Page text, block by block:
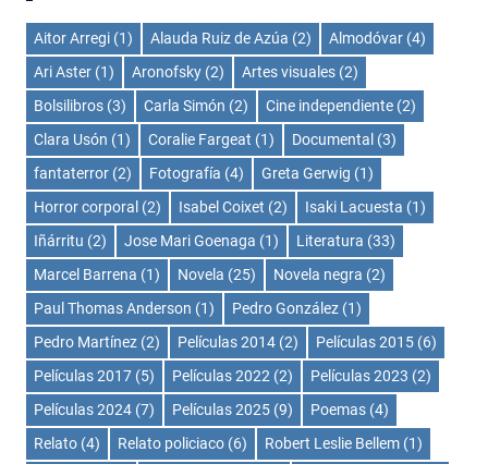
Aitor Arregi (1) Alauda Ruiz de Azúa (2) Almodóvar (4)
Ari Aster (1) Aronofsky (2) Artes visuales (2)
Bolsilibros (3) Carla Simón (2) Cine independiente (2)
Clara Usón (1) Coralie Fargeat (1) Documental (3)
fantaterror (2) Fotografía (4) Greta Gerwig (1)
Horror corporal (2) Isabel Coixet (2) Isaki Lacuesta (1)
Iñárritu (2) Jose Mari Goenaga (1) Literatura (33)
Marcel Barrena (1) Novela (25) Novela negra (2)
Paul Thomas Anderson (1) Pedro González (1)
Pedro Martínez (2) Películas 2014 (2) Películas 2015 (6)
Películas 2017 (5) Películas 2022 (2) Películas 2023 (2)
Películas 2024 (7) Películas 2025 (9) Poemas (4)
Relato (4) Relato policiaco (6) Robert Leslie Bellem (1)